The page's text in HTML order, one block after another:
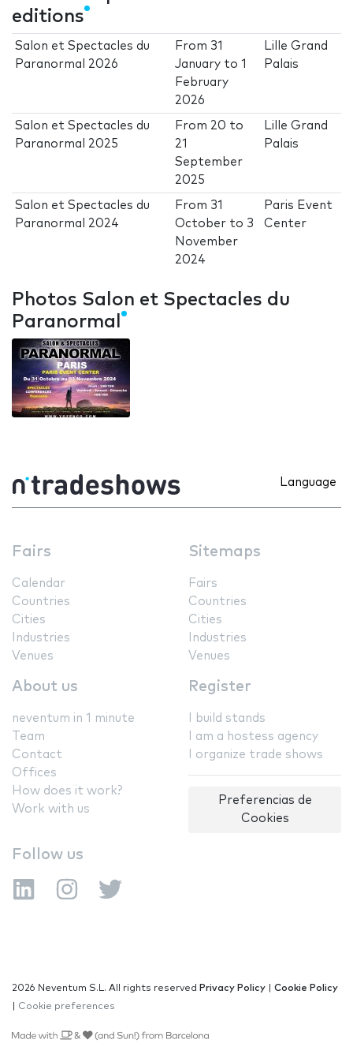
editions
Salon et Spectacles du
Paranormal 2026
From 31
January to1
February
2026
Lille Grand
Palais
Salon et Spectacles du
Paranormal 2025
From 20 to
21
September
2025
Lille Grand
Palais
Salon et Spectacles du
Paranormal 2024
From 31
October to 3
November
2024
Paris Event
Center
Photos Salon et Spectacles du
Paranormal
Language
Fairs
Calendar
Countries
Cities
Industries
Venues
Sitemaps
Fairs
Countries
Cities
Industries
Venues
About us
neventum in 1 minute
Team
Contact
Offices
How does it work?
Work with us
Register
I build stands
I am a hostess agency
I organize trade shows
Preferencias de
Cookies
Follow us
2026 Neventum S.L. All rights reserved Privacy Policy
Cookie Policy
Cookie preferences